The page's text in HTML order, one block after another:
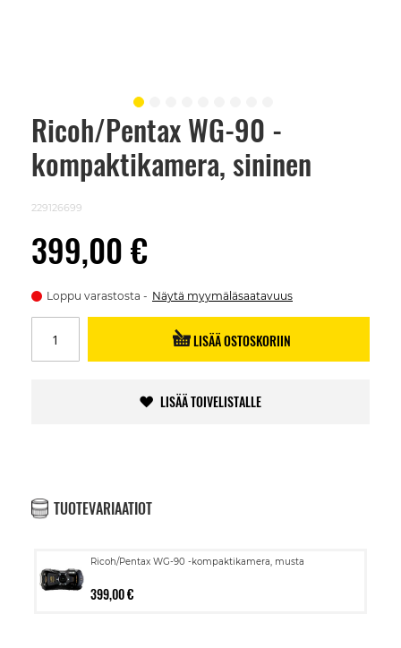
Ricoh/Pentax WG-90 -
kompaktikamera, sininen
229126699
399,00 €
Loppu varastosta Näytä myymäläsaatavuus
LISÄÄ OSTOSKORIIN
LISÄÄ TOIVELISTALLE
TUOTEVARIAATIOT
Ricoh/Pentax WG-90 -kompaktikamera, musta
399,00 €
Skip
beginning
images